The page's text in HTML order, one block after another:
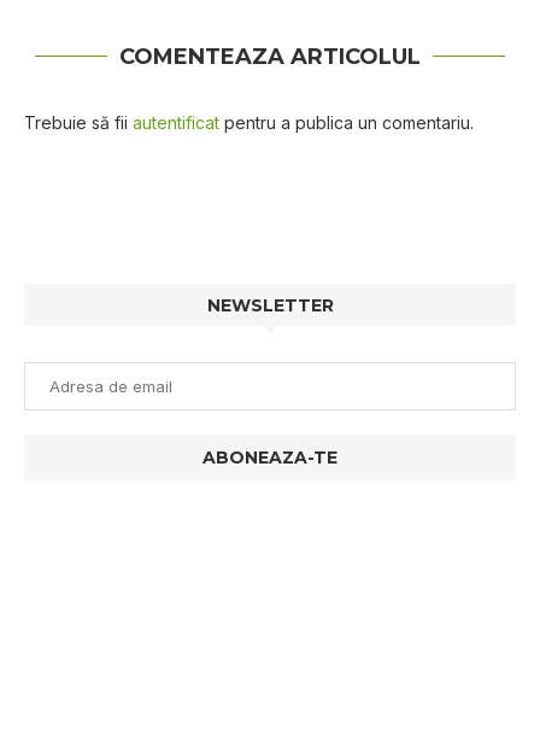
COMENTEAZA ARTICOLUL
Trebuie să fii autentificat pentru a publica un comentariu.
NEWSLETTER